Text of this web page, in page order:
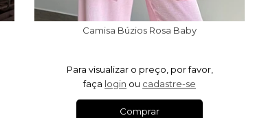
Camisa Búzios Rosa Baby
Para visualizar o preço, por favor,
faça login ou cadastre-se
Comprar